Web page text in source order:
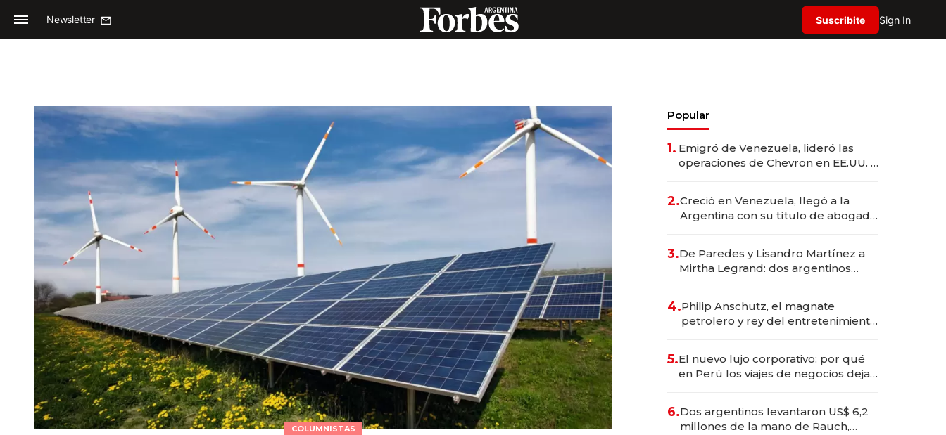
Newsletter Suscribite Sign In
COLUMNISTAS
Popular
1. Emigró de Venezuela, lideró las
operaciones de Chevron en EE.UU. y
2.Creció en Venezuela, llegó a la
Argentina con su título de abogado
marcas "fast premium"
3.De Paredes y Lisandro Martínez a
Mirtha Legrand: dos argentinos
4.Philip Anschutz, el magnate
petrolero y rey del entretenimiento
5.El nuevo lujo corporativo: por qué
en Perú los viajes de negocios dejan
en experiencias transformadoras
6.Dos argentinos levantaron US$ 6,2
millones de la mano de Rauch,